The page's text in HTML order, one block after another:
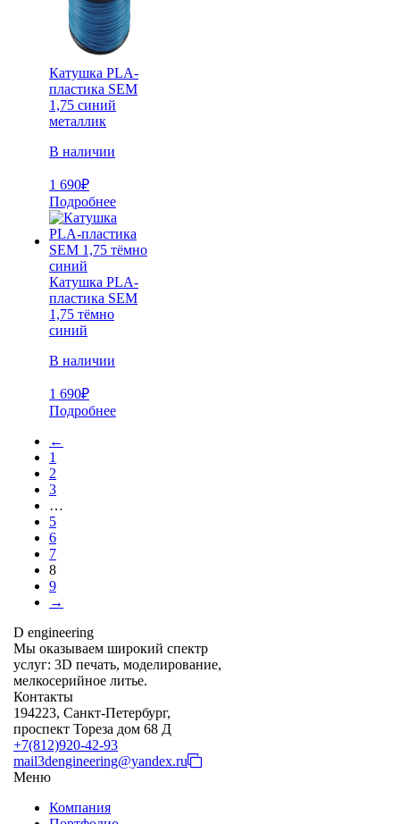
Катушка PLA-
пластика SEM
1,75 синий
металлик
В наличии
1 690₽
Подробнее
Катушка PLA-
пластика SEM
1,75 тёмно
синий
В наличии
1 690₽
Подробнее
←
1
2
3
…
5
6
7
8
9
→
D engineering
Мы оказываем широкий спектр
услуг: 3D печать, моделирование,
мелкосерийное литье.
Контакты
194223, Санкт-Петербург,
проспект Тореза дом 68 Д
+7(812)920-42-93
mail3dengineering@yandex.ru
Меню
Компания